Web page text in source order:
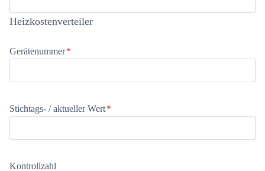
Heizkostenverteiler
Gerätenummer*
Stichtags- / aktueller Wert*
Kontrollzahl